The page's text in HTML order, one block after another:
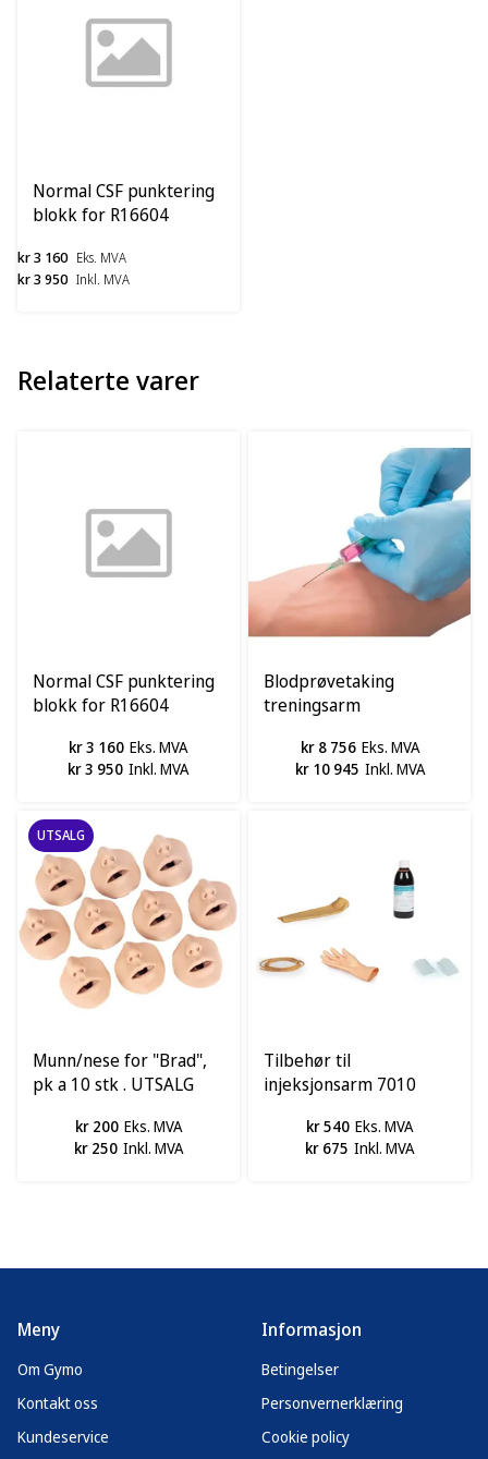
Normal CSF punktering
blokk for R16604
kr 3 160 Eks. MVA
kr 3 950 Inkl. MVA
Relaterte varer
Normal CSF punktering
blokk for R16604
kr 3 160 Eks. MVA
kr 3 950 Inkl. MVA
Blodprøvetaking
treningsarm
kr 8 756 Eks. MVA
kr 10 945 Inkl. MVA
UTSALG
Munn/nese for "Brad",
pk a 10 stk . UTSALG
kr 200 Eks. MVA
kr 250 Inkl. MVA
Tilbehør til
injeksjonsarm 7010
kr 540 Eks. MVA
kr 675 Inkl. MVA
Meny
Om Gymo
Kontakt oss
Kundeservice
Informasjon
Betingelser
Personvernerklæring
Cookie policy